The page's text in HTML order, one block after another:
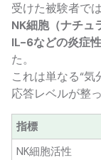
受けた被験者では
NK細胞（ナチュ
IL-6などの炎症
た。
これは単なる“
応答レベルが整
指標
NK細胞活性